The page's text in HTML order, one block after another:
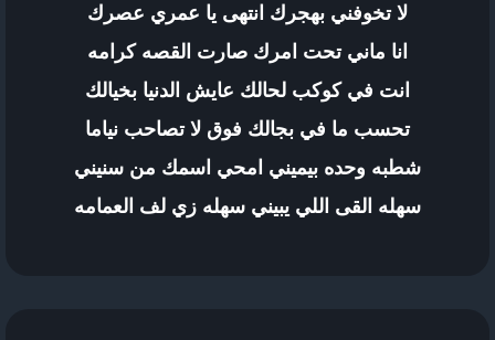
لا تخوفني بهجرك انتهى يا عمري عصرك
انا ماني تحت امرك صارت القصه كرامه
انت في كوكب لحالك عايش الدنيا بخيالك
تحسب ما في بجالك فوق لا تصاحب نياما
شطبه وحده بيميني امحي اسمك من سنيني
سهله القى اللي يبيني سهله زي لف العمامه